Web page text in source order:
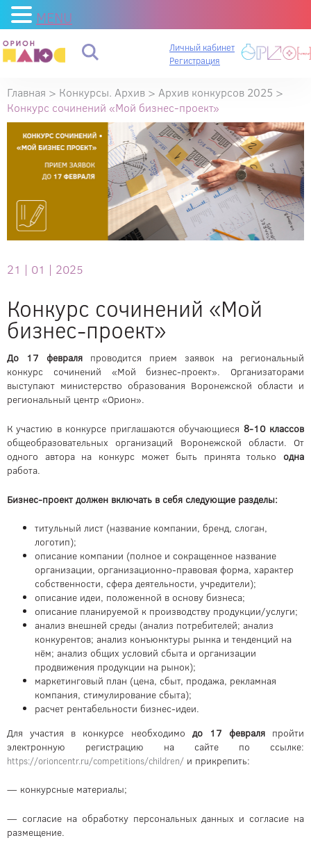
Личный кабинет
Регистрация
Главная > Конкурсы. Архив > Архив конкурсов 2025 >
Конкурс сочинений «Мой бизнес-проект»
21 | 01 | 2025
Конкурс сочинений «Мой
бизнес-проект»
До 17 февраля проводится прием заявок на региональный
конкурс сочинений «Мой бизнес-проект». Организаторами
выступают министерство образования Воронежской области и
региональный центр «Орион».
К участию в конкурсе приглашаются обучающиеся 8-10 классов
общеобразовательных организаций Воронежской области. От
одного автора на конкурс может быть принята только одна
работа.
Бизнес-проект должен включать в себя следующие разделы:
титульный лист (название компании, бренд, слоган,
логотип);
описание компании (полное и сокращенное название
организации, организационно-правовая форма, характер
собственности, сфера деятельности, учредители);
описание идеи, положенной в основу бизнеса;
описание планируемой к производству продукции/услуги;
анализ внешней среды (анализ потребителей; анализ
конкурентов; анализ конъюнктуры рынка и тенденций на
нём; анализ общих условий сбыта и организации
продвижения продукции на рынок);
маркетинговый план (цена, сбыт, продажа, рекламная
компания, стимулирование сбыта);
расчет рентабельности бизнес-идеи.
Для участия в конкурсе необходимо до 17 февраляпройти
электронную регистрацию на сайте по ссылке:
https://orioncentr.ru/competitions/children/ и прикрепить:
— конкурсные материалы;
— согласие на обработку персональных данных и согласие на
размещение.
MENU